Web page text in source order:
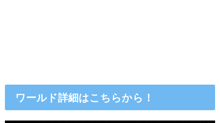
ワールド詳細はこちらから！